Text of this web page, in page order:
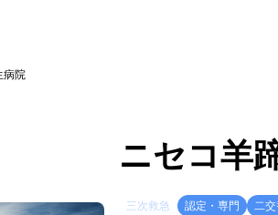
病院
ニセコ羊
三次救急 認定・専門 二